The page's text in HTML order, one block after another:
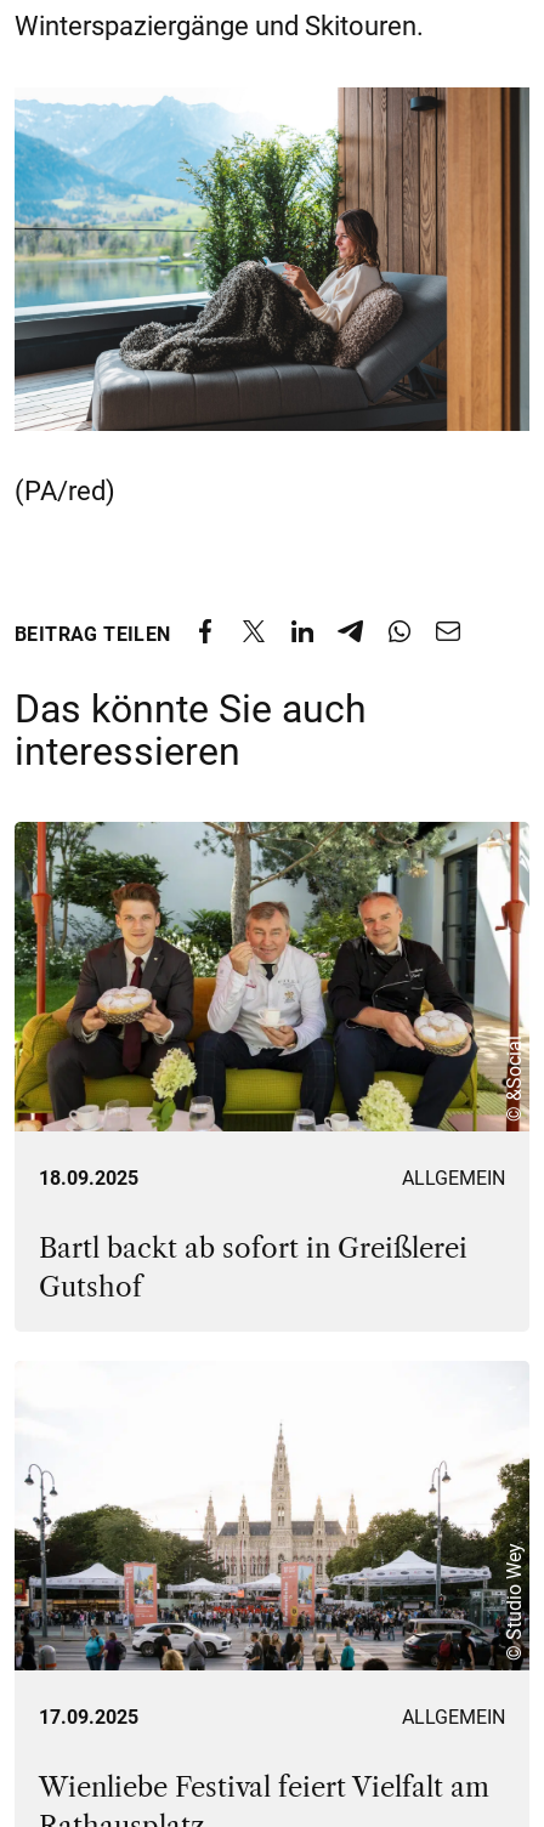
Winterspaziergänge und Skitouren.
(PA/red)
BEITRAG TEILEN
Das könnte Sie auch
interessieren
© &Social
18.09.2025 ALLGEMEIN
Bartl backt ab sofort in Greißlerei
Gutshof
© Studio Wey
17.09.2025 ALLGEMEIN
Wienliebe Festival feiert Vielfalt am